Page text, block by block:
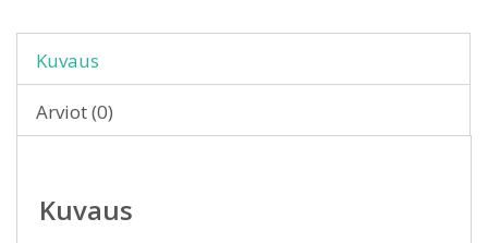
Kuvaus
Arviot (0)
Kuvaus